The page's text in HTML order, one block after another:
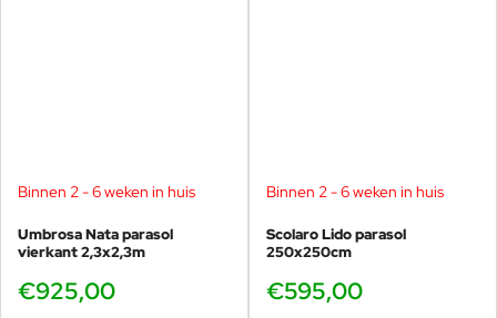
Binnen 2 - 6 weken in huis
Umbrosa Nata parasol
vierkant 2,3x2,3m
€925,00
Binnen 2 - 6 weken in huis
Scolaro Lido parasol
250x250cm
€595,00